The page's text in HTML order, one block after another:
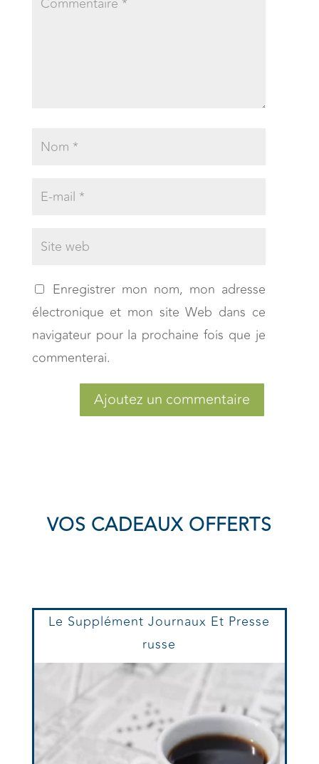
Enregistrer mon nom, mon adresse
électronique et mon site Web dans ce
navigateur pour la prochaine fois que je
commenterai.
Ajoutez un commentaire
VOS CADEAUX OFFERTS
Le Supplément Journaux Et Presse
russe